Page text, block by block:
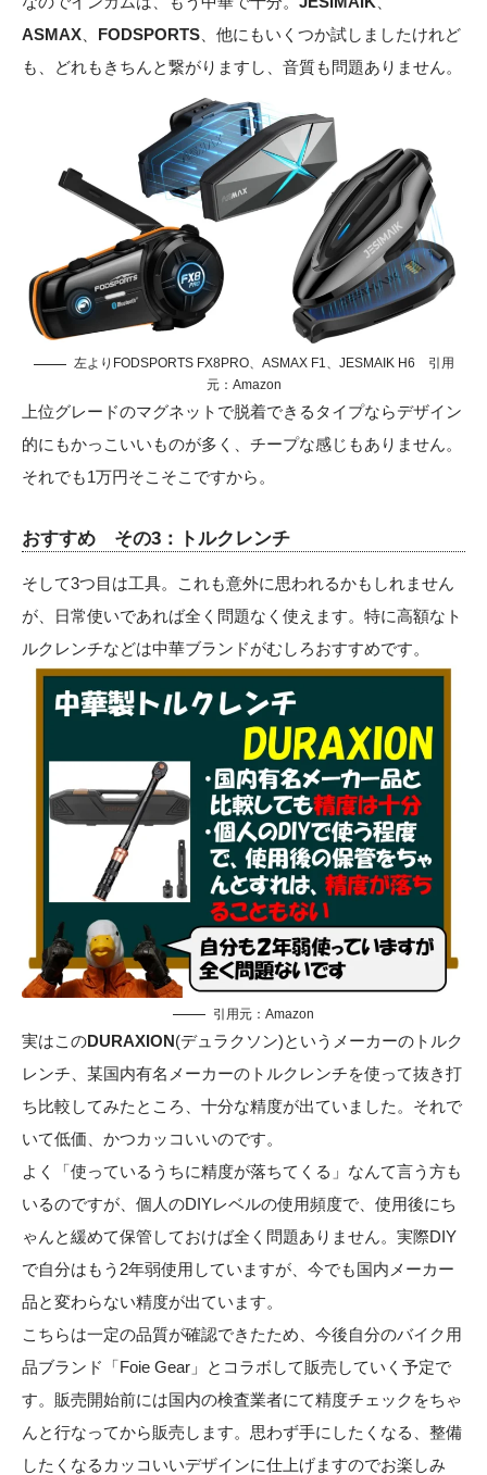
ASMAX
FODSPORTS 、他にもいくつか試しましたけれど
も、どれもきちんと繋がりますし、音質も問題ありません。
左よりFODSPORTS FX8PRO、ASMAX F1、JESMAIK H6 引用
元： Amazon
上位グレードのマグネットで脱着できるタイプならデザイン
的にもかっこいいものが多く、チープな感じもありません。
それでも1万円そこそこですから。
おすすめ その3：トルクレンチ
そして3つ目は工具。これも意外に思われるかもしれません
が、日常使いであれば全く問題なく使えます。特に高額なト
ルクレンチなどは中華ブランドがむしろおすすめです。
引用元： Amazon
実はこのDURAXION(デュラクソン)というメーカーのトルク
レンチ、某国内有名メーカーのトルクレンチを使って抜き打
ち比較してみたところ、十分な精度が出ていました。それで
いて低価、かつカッコいいのです。
よく「使っているうちに精度が落ちてくる」なんて言う方も
いるのですが、個人のDIYレベルの使用頻度で、使用後にち
ゃんと緩めて保管しておけば全く問題ありません。実際DIY
で自分はもう2年弱使用していますが、今でも国内メーカー
品と変わらない精度が出ています。
こちらは一定の品質が確認できたため、今後自分のバイク用
品ブランド「Foie Gear」とコラボして販売していく予定で
す。販売開始前には国内の検査業者にて精度チェックをちゃ
んと行なってから販売します。思わず手にしたくなる、整備
したくなるカッコいいデザインに仕上げますのでお楽しみ